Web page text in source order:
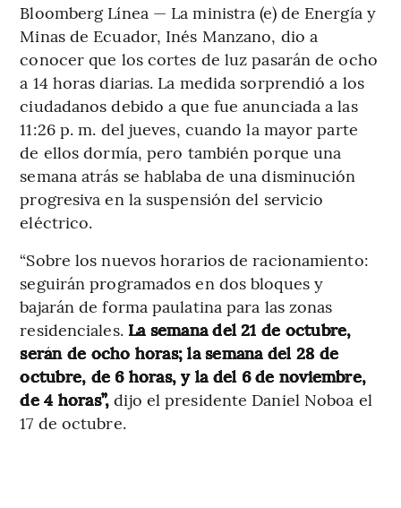
Bloomberg Línea — La ministra (e) de Energía y
Minas de Ecuador, Inés Manzano, dio a
conocer que los cortes de luz pasarán de ocho
a 14 horas diarias. La medida sorprendió a los
ciudadanos debido a que fue anunciada a las
11:26 p. m. del jueves, cuando la mayor parte
de ellos dormía, pero también porque una
semana atrás se hablaba de una disminución
progresiva en la suspensión del servicio
eléctrico.
“Sobre los nuevos horarios de racionamiento:
seguirán programados en dos bloques y
bajarán de forma paulatina para las zonas
residenciales. La semana del 21 de octubre,
serán de ocho horas; la semana del 28 de
octubre, de 6 horas, y la del 6 de noviembre,
de 4 horas”, dijo el presidente Daniel Noboa el
17 de octubre.